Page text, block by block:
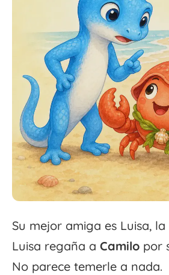
Su mejor amiga es Luisa,
Luisa regaña a Camilo por
No parece temerle a nada.